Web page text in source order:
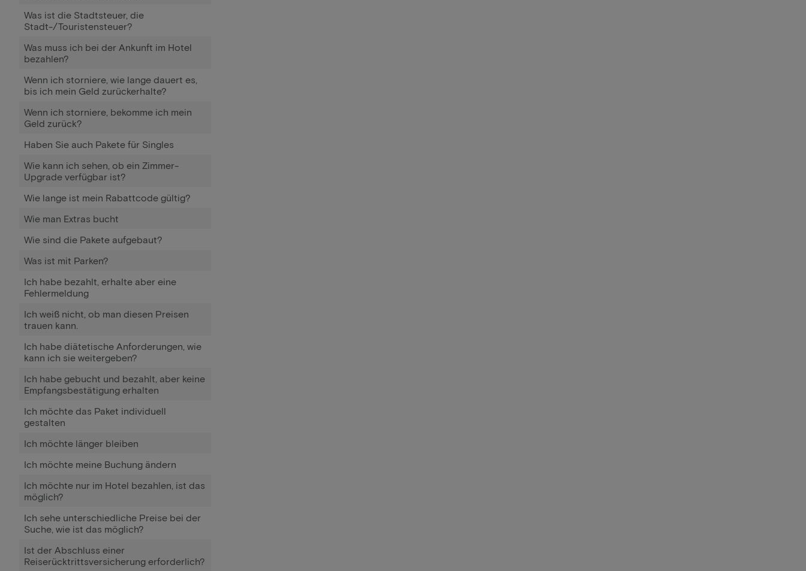
Was ist die Stadtsteuer, die
Stadt-/Touristensteuer?
Was muss ich bei der Ankunft im Hotel
bezahlen?
Wenn ich storniere, wie lange dauert es,
bis ich mein Geld zurückerhalte?
Wenn ich storniere, bekomme ich mein
Geld zurück?
Haben Sie auch Pakete für Singles
Wie kann ich sehen, ob ein Zimmer-
Upgrade verfügbar ist?
Wie lange ist mein Rabattcode gültig?
Wie man Extras bucht
Wie sind die Pakete aufgebaut?
Was ist mit Parken?
Ich habe bezahlt, erhalte aber eine
Fehlermeldung
Ich weiß nicht, ob man diesen Preisen
trauen kann.
Ich habe diätetische Anforderungen, wie
kann ich sie weitergeben?
Ich habe gebucht und bezahlt, aber keine
Empfangsbestätigung erhalten
Ich möchte das Paket individuell
gestalten
Ich möchte länger bleiben
Ich möchte meine Buchung ändern
Ich möchte nur im Hotel bezahlen, ist das
möglich?
Ich sehe unterschiedliche Preise bei der
Suche, wie ist das möglich?
Ist der Abschluss einer
Reiserücktrittsversicherung erforderlich?